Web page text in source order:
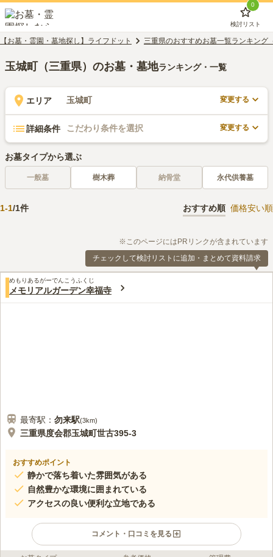
0
検討リスト
【お墓・霊園・墓地探し】ライフドット 三重県のおすすめお墓一覧ランキング
玉城町（三重県）のお墓・墓地ランキング・一覧
エリア 玉城町 変更する
詳細条件 こだわり条件を選択 変更する
お墓タイプから選ぶ
一般墓 樹木葬 納骨堂 永代供養墓
1-1/1件 おすすめ順 価格安い順
※このページにはPRリンクが含まれています
チェックして検討リストに追加・まとめて資料請求
めもりあるがーでんこうふくじ
メモリアルガーデン幸福寺
最寄駅： 勿来駅(3km)
三重県度会郡玉城町世古395-3
おすすめポイント
静かで落ち着いた雰囲気がある
自然豊かな環境に囲まれている
アクセスの良い便利な立地である
コメント・口コミを見る